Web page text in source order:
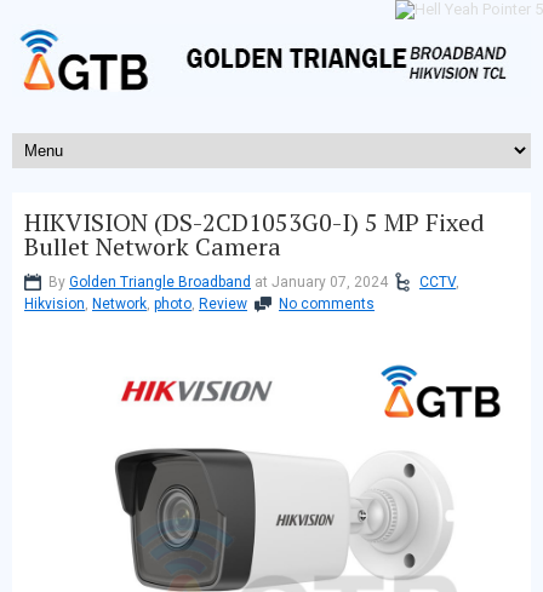
HIKVISION (DS-2CD1053G0-I) 5 MP Fixed
Bullet Network Camera
By Golden Triangle Broadband at January 07, 2024 CCTV,
Hikvision, Network, photo, Review No comments